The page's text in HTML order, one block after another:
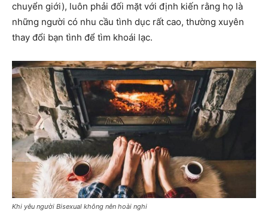
chuyển giới), luôn phải đối mặt với định kiến rằng họ là
những người có nhu cầu tình dục rất cao, thường xuyên
thay đổi bạn tình để tìm khoái lạc.
Khi yêu người Bisexual không nên hoài nghi